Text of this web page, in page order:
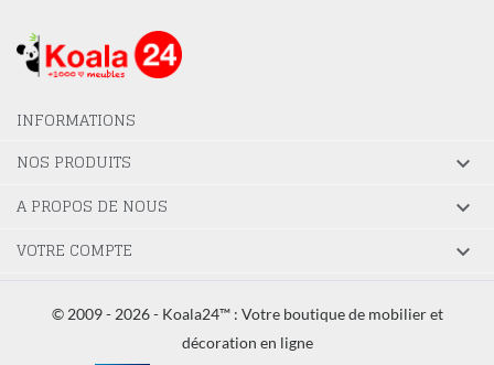
INFORMATIONS
NOS PRODUITS

A PROPOS DE NOUS 
VOTRE COMPTE 
© 2009 - 2026 - Koala24™ : Votre boutique de mobilier et
décoration en ligne